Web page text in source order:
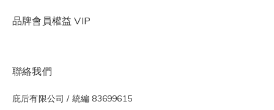
品牌會員權益 VIP
聯絡我們
庇后有限公司 / 統編 83699615